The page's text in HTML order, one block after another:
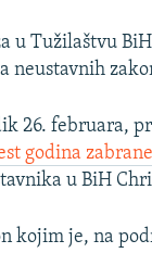
u Tužilaštvu
neustavnih
26. februara,
godina zabrane
u BiH
kojim je, na